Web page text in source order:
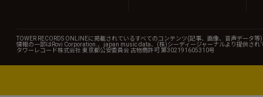
TOWER RECORDS ONLINEに掲載されているすべてのコンテンツ(記事、画像、音声データ
情報の一部はRovi Corporation.、japan music data、(株)シーディージャーナルより提供され
タワーレコード株式会社 東京都公安委員会 古物商許可 第302191605310号